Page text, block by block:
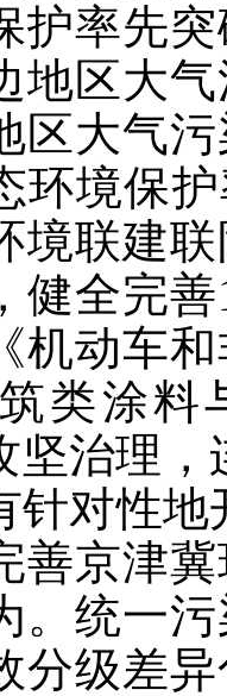
护率先
地区大
区大气
环境保
境联建
健全完
机动车
类涂料
坚治理
针对性
善京津
。统一
分级差